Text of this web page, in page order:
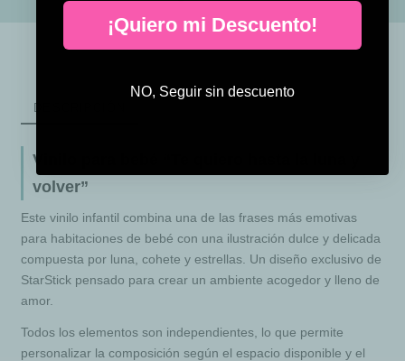
DESCRIPCIÓN
Vinilo para bebé “Te quiero hasta la luna y
volver”
Este vinilo infantil combina una de las frases más emotivas
para habitaciones de bebé con una ilustración dulce y delicada
compuesta por luna, cohete y estrellas. Un diseño exclusivo de
StarStick pensado para crear un ambiente acogedor y lleno de
amor.
Todos los elementos son independientes, lo que permite
personalizar la composición según el espacio disponible y el
¡Quiero mi Descuento!
NO, Seguir sin descuento